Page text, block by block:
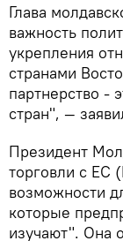
Глава
важность
укрепления
странами
партнерство -
стран", —
Президент
торговли с ЕС
возможности
которые
изучают". Она